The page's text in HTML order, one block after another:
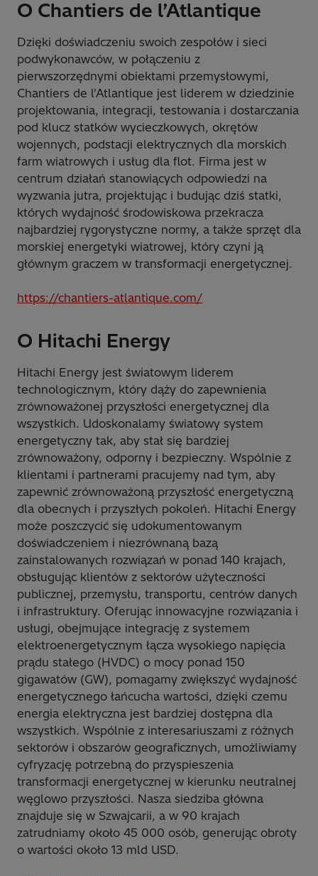
O Chantiers de l’Atlantique
Dzięki doświadczeniu swoich zespołów i sieci
podwykonawców, w połączeniu z
pierwszorzędnymi obiektami przemysłowymi,
Chantiers de l'Atlantique jest liderem w dziedzinie
projektowania, integracji, testowania i dostarczania
pod klucz statków wycieczkowych, okrętów
wojennych, podstacji elektrycznych dla morskich
farm wiatrowych i usług dla flot. Firma jest w
centrum działań stanowiących odpowiedzi na
wyzwania jutra, projektując i budując dziś statki,
których wydajność środowiskowa przekracza
najbardziej rygorystyczne normy, a także sprzęt dla
morskiej energetyki wiatrowej, który czyni ją
głównym graczem w transformacji energetycznej.
https://chantiers-atlantique.com/
O Hitachi Energy
Hitachi Energy jest światowym liderem
technologicznym, który dąży do zapewnienia
zrównoważonej przyszłości energetycznej dla
wszystkich. Udoskonalamy światowy system
energetyczny tak, aby stał się bardziej
zrównoważony, odporny i bezpieczny. Wspólnie z
klientami i partnerami pracujemy nad tym, aby
zapewnić zrównoważoną przyszłość energetyczną
dla obecnych i przyszłych pokoleń. Hitachi Energy
może poszczycić się udokumentowanym
doświadczeniem i niezrównaną bazą
zainstalowanych rozwiązań w ponad 140 krajach,
obsługując klientów z sektorów użyteczności
publicznej, przemysłu, transportu, centrów danych
i infrastruktury. Oferując innowacyjne rozwiązania i
usługi, obejmujące integrację z systemem
elektroenergetycznym łącza wysokiego napięcia
prądu stałego (HVDC) o mocy ponad 150
gigawatów (GW), pomagamy zwiększyć wydajność
energetycznego łańcucha wartości, dzięki czemu
energia elektryczna jest bardziej dostępna dla
wszystkich. Wspólnie z interesariuszami z różnych
sektorów i obszarów geograficznych, umożliwiamy
cyfryzację potrzebną do przyspieszenia
transformacji energetycznej w kierunku neutralnej
węglowo przyszłości. Nasza siedziba główna
znajduje się w Szwajcarii, a w 90 krajach
zatrudniamy około 45 000 osób, generując obroty
o wartości około 13 mld USD.